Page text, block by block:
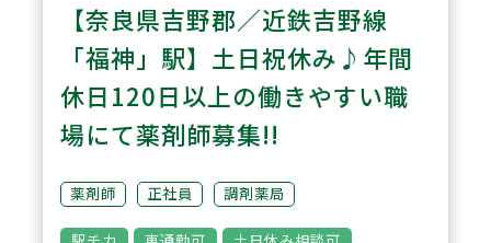
中！年間休日数は120日相当※店
舗間微差有り、ワークライフバラ
ンスを大事にしたい方は両立しや
すい環境です。
POINT3
【業務に「何かひとつプラス」を
【奈良県吉野郡／近鉄吉野線
「福神」駅】土日祝休み♪年間
休日120日以上の働きやすい職
場にて薬剤師募集!!
薬剤師 正社員 調剤薬局